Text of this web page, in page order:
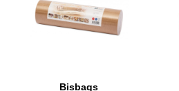
19
Bisbags